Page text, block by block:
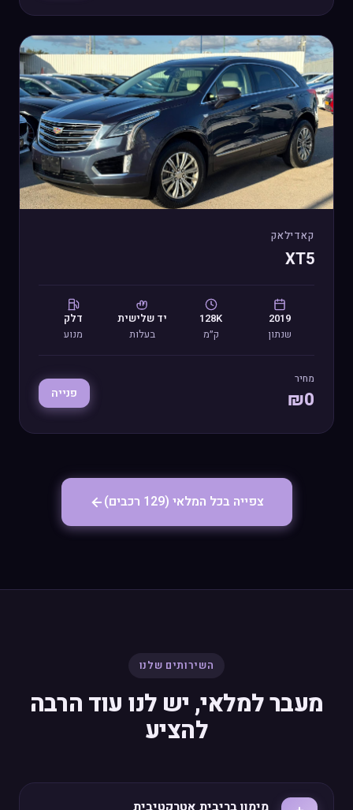
קאדילאק
XT5
2019
שנתון
128K
ק״מ
ידשלישית
בעלות
דלק
מנוע
מחיר
₪0 פנייה
צפייה בכל המלאי (129 רכבים)
השירותים שלנו
מעבר למלאי, יש לנו עוד הרבה
להציע